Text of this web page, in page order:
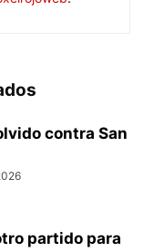
contra San
partido para